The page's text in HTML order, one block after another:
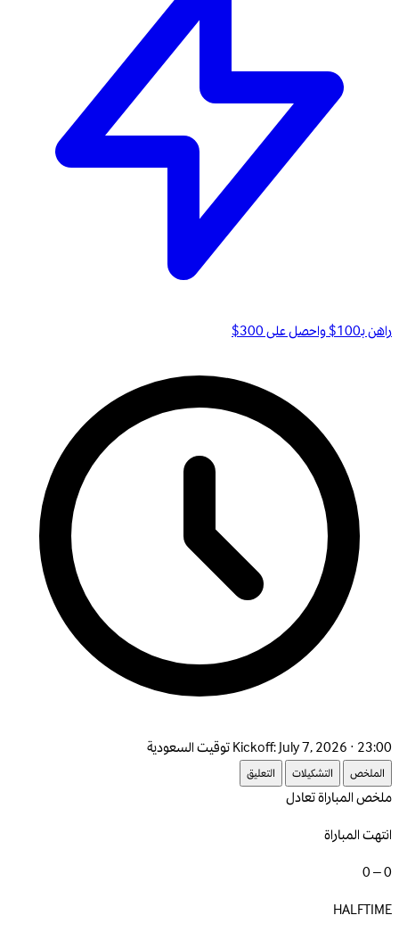
راهن بـ100$ واحصل على 300$
Kickoff:July 7, 2026 · 23:00 توقيت السعودية
الملخص التشكيلات التعليق
ملخص المباراةتعادل
انتهت المباراة
0 – 0
HALFTIME